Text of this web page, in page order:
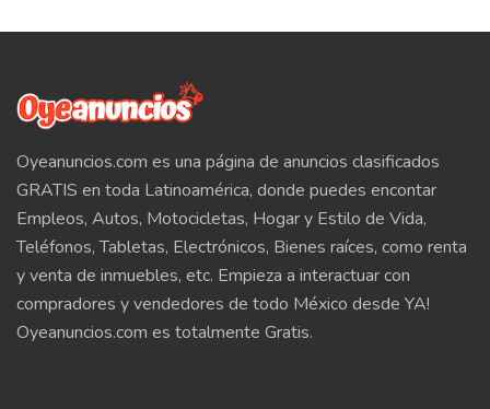
Oyeanuncios.com es una página de anuncios clasificados
GRATIS en toda Latinoamérica, donde puedes encontar
Empleos, Autos, Motocicletas, Hogar y Estilo de Vida,
Teléfonos, Tabletas, Electrónicos, Bienes raíces, como renta
y venta de inmuebles, etc. Empieza a interactuar con
compradores y vendedores de todo México desde YA!
Oyeanuncios.com es totalmente Gratis.